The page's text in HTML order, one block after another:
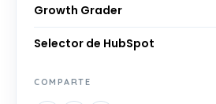
Growth Grader
Selector de HubSpot
COMPARTE